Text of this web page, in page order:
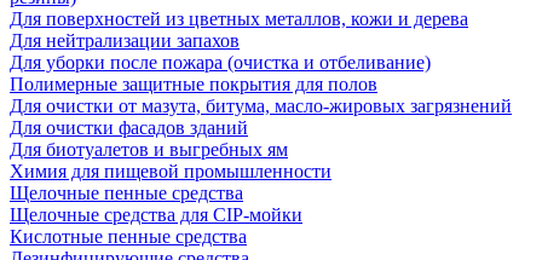
Для поверхностей из цветных металлов, кожи и дерева
Для нейтрализации запахов
Для уборки после пожара (очистка и отбеливание)
Полимерные защитные покрытия для полов
Для очистки от мазута, битума, масло-жировых загрязнений
Для очистки фасадов зданий
Для биотуалетов и выгребных ям
Химия для пищевой промышленности
Щелочные пенные средства
Щелочные средства для CIP-мойки
Кислотные пенные средства